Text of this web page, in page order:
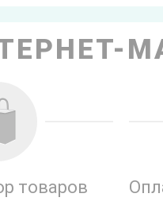
товаров